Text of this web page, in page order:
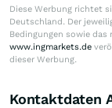
Diese Werbung richtet
Deutschland. Der
Bedingungen sowie
www.ingmarkets.de
dieser Werbung.
Kontaktdaten